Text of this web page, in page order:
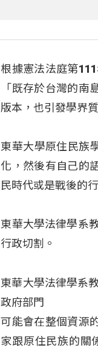
根據憲法法庭第
「既存於台灣的南
版本，也引發學界
東華大學原住民族
化，然後有自己的
民時代或是戰後的
東華大學法律學系
行政切割。
東華大學法律學系
政府部門
可能會在整個資源
家跟原住民族的關